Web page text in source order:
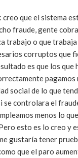
creo que el sistema
fraude, gente
trabajo o que
corruptos que
pagamos
social de lo que
se controlara el
menos lo
gustaría tener pruebas.
que el paro